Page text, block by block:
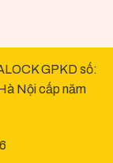
GPKD số:
Nội cấp năm